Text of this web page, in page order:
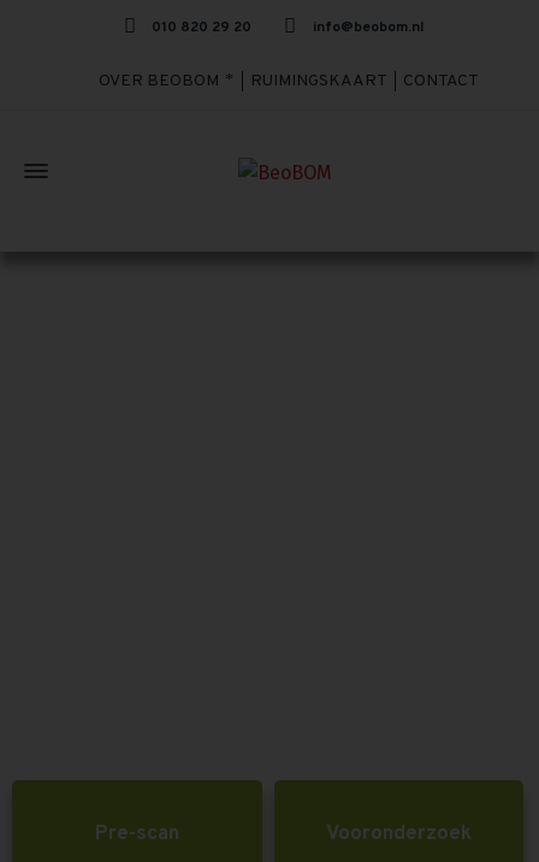
010 820 29 20 info@beobom.nl
OVER BEOBOM RUIMINGSKAART CONTACT
Pre-scan Vooronderzoek